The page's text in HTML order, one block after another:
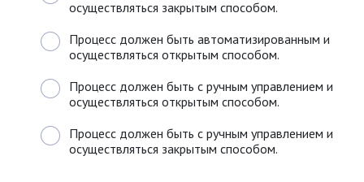
осуществляться закрытым способом.
Процесс должен быть автоматизированным и
осуществляться открытым способом.
Процесс должен быть с ручным управлением и
осуществляться открытым способом.
Процесс должен быть с ручным управлением и
осуществляться закрытым способом.